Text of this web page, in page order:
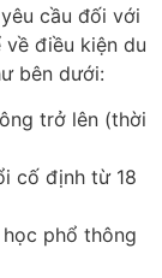
cầu đối với
điều kiện du
bên dưới:
trở lên (thời
cố định từ 18
phổ thông